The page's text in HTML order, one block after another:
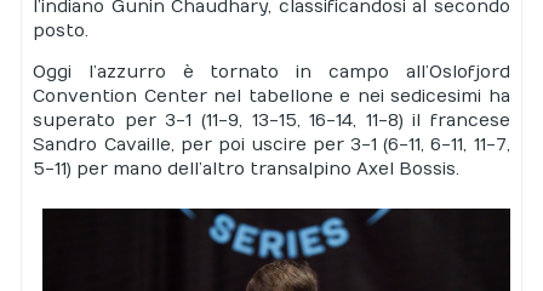
l’indiano Gunin Chaudhary, classificandosi al secondo
posto.
Oggi l’azzurro è tornato in campo all’Oslofjord
Convention Center nel tabellone e nei sedicesimi ha
superato per 3-1 (11-9, 13-15, 16-14, 11-8) il francese
Sandro Cavaille, per poi uscire per 3-1 (6-11, 6-11, 11-7,
5-11) per mano dell’altro transalpino Axel Bossis.